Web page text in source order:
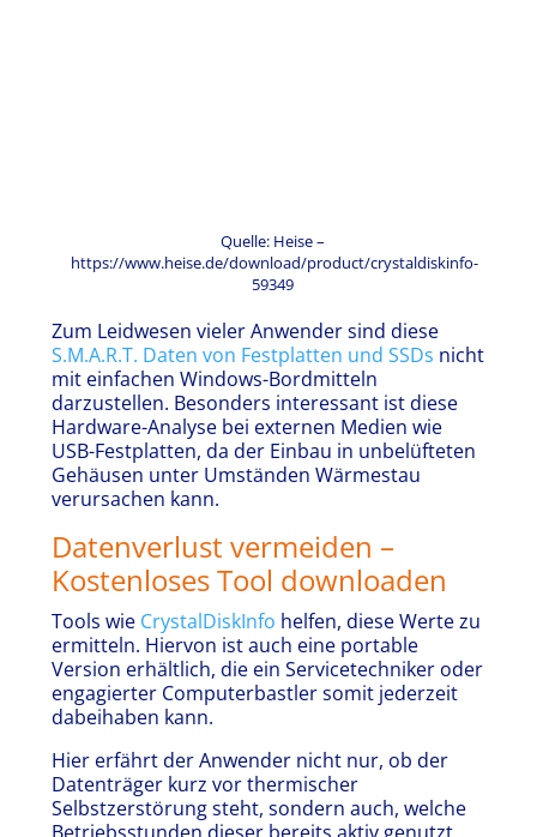
Quelle: Heise –
https://www.heise.de/download/product/crystaldiskinfo-
59349
Zum Leidwesen vieler Anwender sind diese
S.M.A.R.T. Daten von Festplatten und SSDs nicht
mit einfachen Windows-Bordmitteln
darzustellen. Besonders interessant ist diese
Hardware-Analyse bei externen Medien wie
USB-Festplatten, da der Einbau in unbelüfteten
Gehäusen unter Umständen Wärmestau
verursachen kann.
Datenverlust vermeiden –
Kostenloses Tool downloaden
Tools wie CrystalDiskInfo helfen, diese Werte zu
ermitteln. Hiervon ist auch eine portable
Version erhältlich, die ein Servicetechniker oder
engagierter Computerbastler somit jederzeit
dabeihaben kann.
Hier erfährt der Anwender nicht nur, ob der
Datenträger kurz vor thermischer
Selbstzerstörung steht, sondern auch, welche